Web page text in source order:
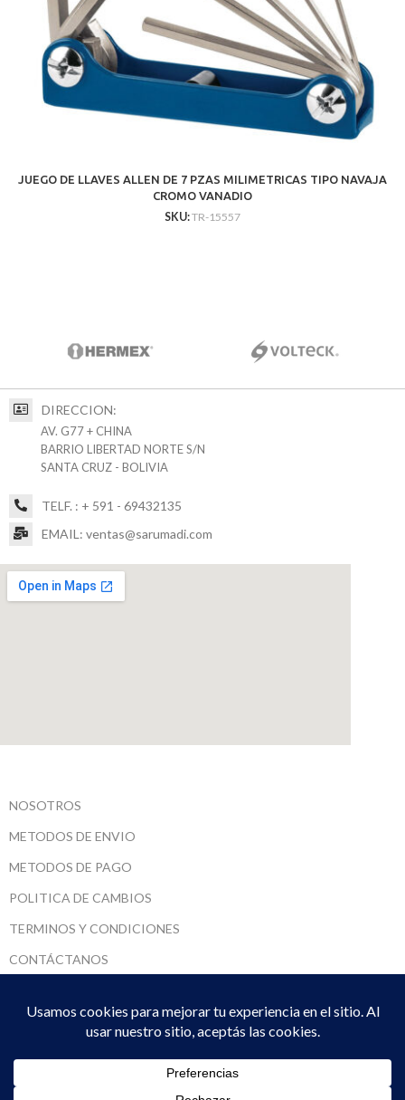
JUEGO DE LLAVES ALLEN DE 7 PZAS MILIMETRICAS TIPO NAVAJA
CROMO VANADIO
SKU:TR-15557
DIRECCION:
AV. G77 + CHINA
BARRIO LIBERTAD NORTE S/N
SANTA CRUZ - BOLIVIA
TELF. : + 591 - 69432135
EMAIL: ventas@sarumadi.com
NOSOTROS
METODOS DE ENVIO
METODOS DE PAGO
POLITICA DE CAMBIOS
TERMINOS Y CONDICIONES
CONTÁCTANOS
SARUMADI SRL 2022 CREADO PORDPTO. SISTEMAS . PREMIUM E-COMMERCE